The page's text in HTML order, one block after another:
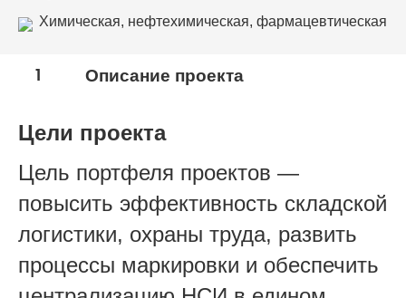
Химическая, нефтехимическая, фармацевтическая
1 Описание проекта
Цели проекта
Цель портфеля проектов —
повысить эффективность складской
логистики, охраны труда, развить
процессы маркировки и обеспечить